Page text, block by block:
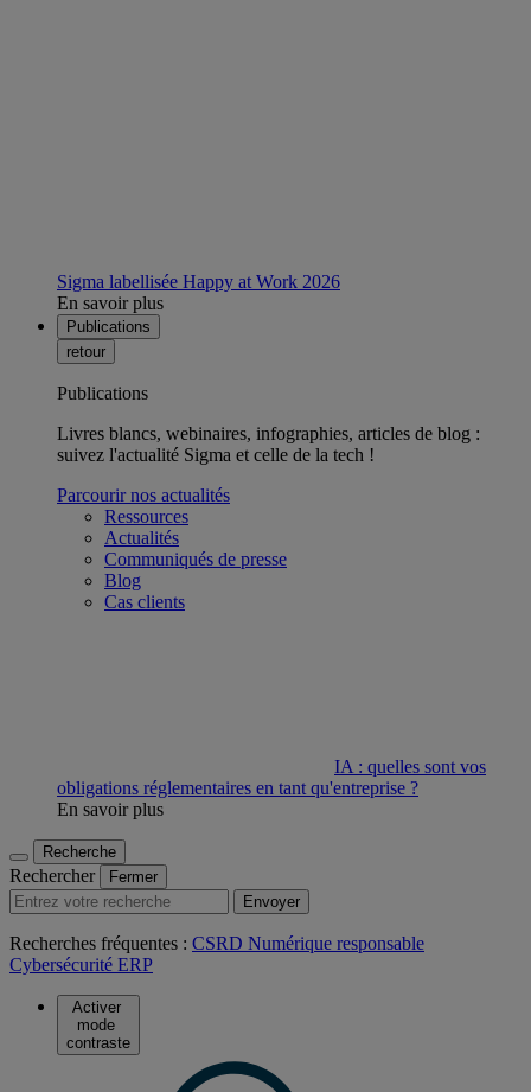
Sigma labellisée Happy at Work 2026
En savoir plus
Publications
retour
Publications
Livres blancs, webinaires, infographies, articles de blog :
suivez l'actualité Sigma et celle de la tech !
Parcourir nos actualités
Ressources
Actualités
Communiqués de presse
Blog
Cas clients
IA : quelles sont vos
obligations réglementaires en tant qu'entreprise ?
En savoir plus
Recherche
Rechercher
Fermer
Envoyer
Recherches fréquentes : CSRD Numérique responsable
Cybersécurité ERP
Activer
mode
contraste